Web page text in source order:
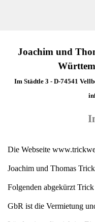
Joachim und
Im Städtle 3 - D-74541
Die Webseite
Joachim und Thomas
Folgenden abgekürzt
GbR ist die Vermietung